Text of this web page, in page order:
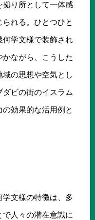
拠り所として一体感
れる。ひとつひと
何学文様で装飾され
ながら、こうした
の思想や空気とし
ビの街のイスラム
効果的な活用例と
文様の特徴は、多
で人々の潜在意識に